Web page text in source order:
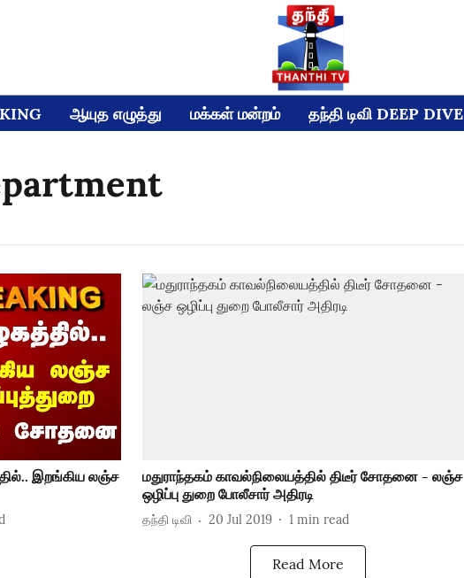
ஆயுத எழுத்து மக்கள் மன்றம் தந்தி டிவி DEEP DIVE
இறங்கிய லஞ்ச
மதுராந்தகம் காவல்நிலையத்தில் திடீர் சோதனை - லஞ்ச
ஒழிப்பு துறை போலீசார் அதிரடி
தந்தி டிவி 20 Jul 2019 1 min read
Read More